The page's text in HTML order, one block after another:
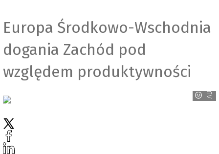
Europa Środkowo-Wschodnia
dogania Zachód pod
względem produktywności
ABB